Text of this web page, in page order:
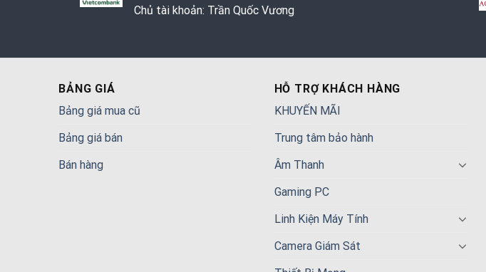
Chủ tài khoản: Trần Quốc Vương
BẢNG GIÁ
Bảng giá mua cũ
Bảng giá bán
Bán hàng
HỖ TRỢ KHÁCH HÀNG
KHUYẾN MÃI
Trung tâm bảo hành
Âm Thanh
Gaming PC
Linh Kiện Máy Tính
Camera Giám Sát